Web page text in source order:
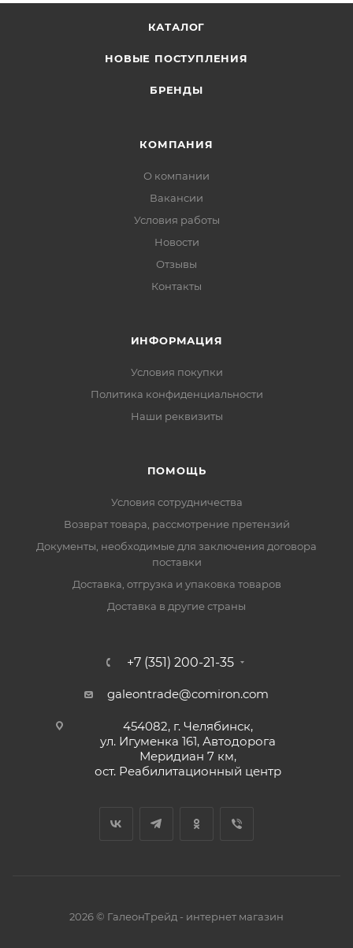
КАТАЛОГ
НОВЫЕ ПОСТУПЛЕНИЯ
БРЕНДЫ
КОМПАНИЯ
О компании
Вакансии
Условия работы
Новости
Отзывы
Контакты
ИНФОРМАЦИЯ
Условия покупки
Политика конфиденциальности
Наши реквизиты
ПОМОЩЬ
Условия сотрудничества
Возврат товара, рассмотрение претензий
Документы, необходимые для заключения договора
поставки
Доставка, отгрузка и упаковка товаров
Доставка в другие страны
+7 (351) 200-21-35
galeontrade@comiron.com
454082, г. Челябинск,
ул. Игуменка 161, Автодорога
Меридиан 7 км,
ост. Реабилитационный центр
2026 © ГалеонТрейд - интернет магазин